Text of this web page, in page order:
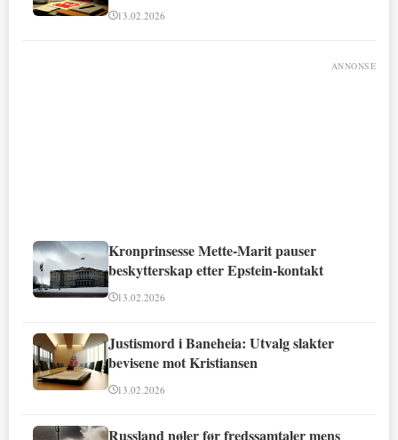
13.02.2026
ANNONSE
Kronprinsesse Mette-Marit pauser
beskytterskap etter Epstein-kontakt
13.02.2026
Justismord i Baneheia: Utvalg slakter
bevisene mot Kristiansen
13.02.2026
Russland nøler før fredssamtaler mens